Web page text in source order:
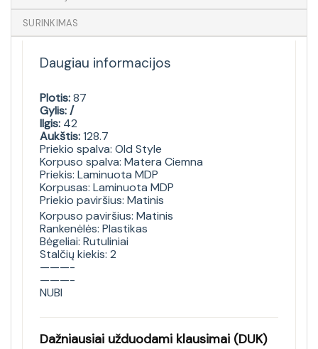
SURINKIMAS
Daugiau informacijos
Plotis:87
Gylis: /
Ilgis: 42
Aukštis:128.7
Priekio spalva: Old Style
Korpuso spalva: Matera Ciemna
Priekis: Laminuota MDP
Korpusas: Laminuota MDP
Priekio paviršius: Matinis
Korpuso paviršius: Matinis
Rankenėlės: Plastikas
Bėgeliai: Rutuliniai
Stalčių kiekis: 2
———-
———-
NUBI
Dažniausiai užduodami klausimai (DUK)